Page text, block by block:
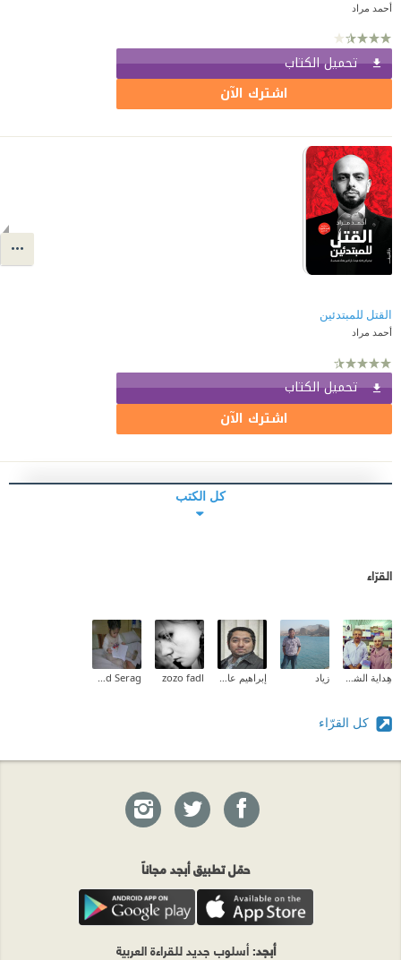
أحمد مراد
تحميل الكتاب
اشترك الآن
القتل للمبتدئين
أحمد مراد
تحميل الكتاب
اشترك الآن
كل الكتب
القرّاء
زياد zozo fadl
كل القرّاء
حمّل تطبيق أبجد مجاناً
أبجد: أسلوب جديد للقراءة العربية